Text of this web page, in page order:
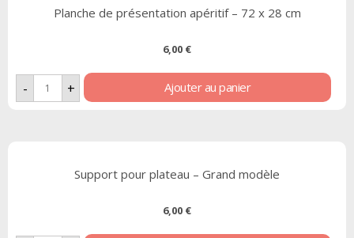
Planche de présentation apéritif – 72 x 28 cm
6,00 €
- + Ajouter au panier
Support pour plateau – Grand modèle
6,00 €